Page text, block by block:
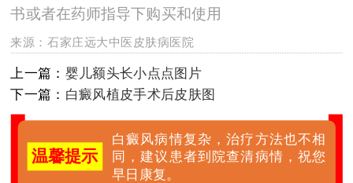
书或者在药师指导下购买和使用
来源：石家庄远大中医皮肤病医院
上一篇： 婴儿额头长小点点图片
下一篇： 白癜风植皮手术后皮肤图
温馨提示
白癜风病情复杂，治疗方法也不相
同，建议患者到院查清病情，祝您
早日康复。